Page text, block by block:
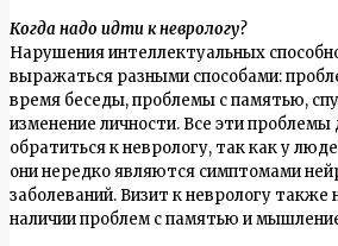
Когда надо идти к неврологу?
Нарушения интеллектуальных
выражаться разными способами:
время беседы, проблемы с памятью,
изменение личности. Все эти
обратиться к неврологу, так как у
они нередко являются симптомами
заболеваний. Визит к неврологу также
наличии проблем с памятью и